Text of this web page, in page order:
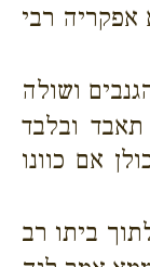
אפקריה רבי
ושולה
ובלבד
אם כוונו
ביתו רב